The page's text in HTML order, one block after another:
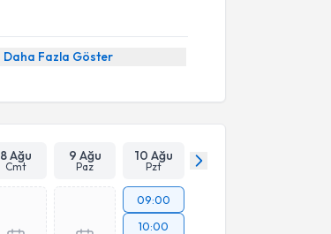
Daha Fazla Göster
8 Ağu
Cmt
9 Ağu
Paz
10 Ağu
Pzt
09:00
10:00